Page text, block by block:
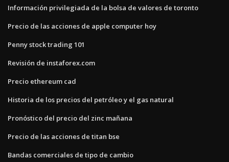
Información privilegiada de la bolsa de valores de toronto
Precio de las acciones de apple computer hoy
Penny stock trading 101
Revisión de instaforex.com
Precio ethereum cad
Historia de los precios del petróleo y el gas natural
Pronóstico del precio del zinc mañana
Precio de las acciones de titan bse
Bandas comerciales de tipo de cambio